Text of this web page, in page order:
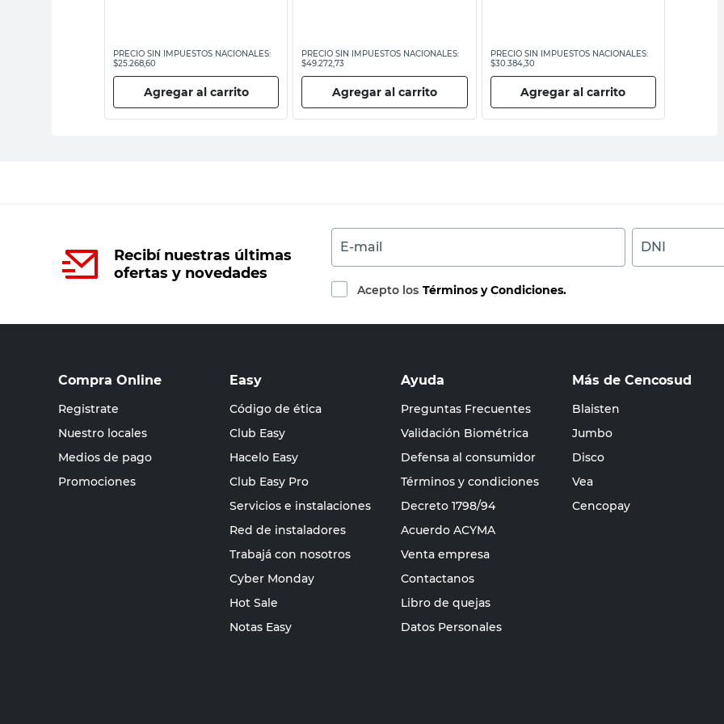
PRECIO SIN IMPUESTOS NACIONALES:
$25.268,60
Agregar al carrito
PRECIO SIN IMPUESTOS NACIONALES:
$49.272,73
Agregar al carrito
PRECIO SIN IMPUESTOS NACIONALES:
$30.384,30
Agregar al carrito
Recibí nuestras últimas
ofertas y novedades
E-mail DNI
Acepto los Términos y Condiciones.
Compra Online
Registrate
Nuestro locales
Medios de pago
Promociones
Easy
Código de ética
Club Easy
Hacelo Easy
Club Easy Pro
Servicios e instalaciones
Red de instaladores
Trabajá con nosotros
Cyber Monday
Hot Sale
Notas Easy
Ayuda
Preguntas Frecuentes
Validación Biométrica
Defensa al consumidor
Términos y condiciones
Decreto 1798/94
Acuerdo ACYMA
Venta empresa
Contactanos
Libro de quejas
Datos Personales
Más de Cencosud
Blaisten
Jumbo
Disco
Vea
Cencopay